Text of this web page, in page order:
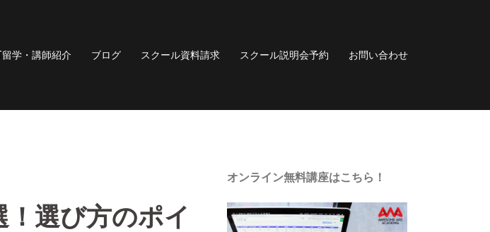
学・講師紹介 ブログ スクール資料請求 スクール説明会予約 お問い合わせ
選び方のポイ
オンライン無料講座はこちら！